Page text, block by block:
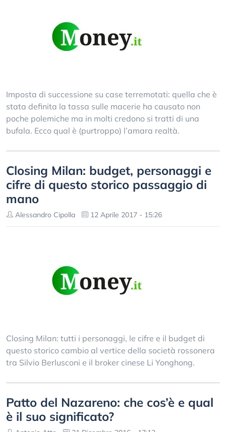
Imposta di successione su case terremotati: quella che è
stata definita la tassa sulle macerie ha causato non
poche polemiche ma in molti credono si tratti di una
bufala. Ecco qual è (purtroppo) l’amara realtà.
Closing Milan: budget, personaggi e
cifre di questo storico passaggio di
mano
Alessandro Cipolla 12 Aprile 2017 - 15:26
Closing Milan: tutti i personaggi, le cifre e il budget di
questo storico cambio al vertice della società rossonera
tra Silvio Berlusconi e il broker cinese Li Yonghong.
Patto del Nazareno: che cos’è e qual
è il suo significato?